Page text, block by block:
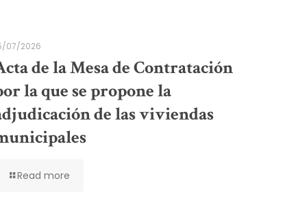
07/2026
de la Mesa de Contratación
la que se propone la
de las viviendas
Read more